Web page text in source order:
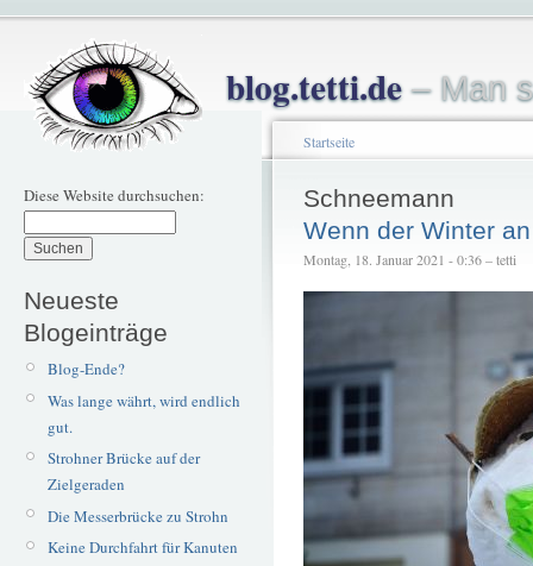
blog.tetti.de– Man
Diese Website durchsuchen:
Neueste
Blogeinträge
Blog-Ende?
Was lange währt, wird endlich
gut.
Strohner Brücke auf der
Zielgeraden
Die Messerbrücke zu Strohn
Keine Durchfahrt für Kanuten
Startseite
Schneemann
Wenn der Winter
Montag, 18. Januar 2021 - 0:36 – tetti